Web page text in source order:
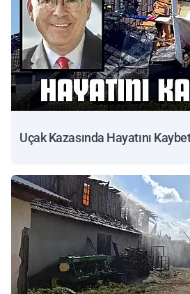
Uçak Kazasında Hayatını